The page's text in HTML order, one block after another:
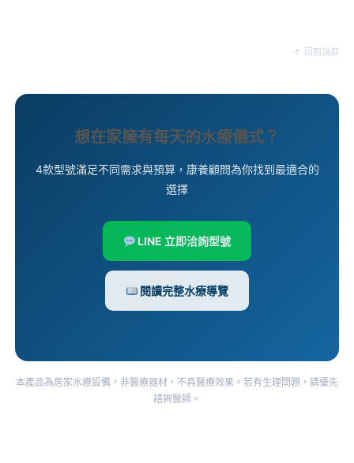
↑ 回到頂部
想在家擁有每天的水療儀式？
4款型號滿足不同需求與預算，康養顧問為你找到最適合的
選擇
LINE 立即洽詢型號
閱讀完整水療導覽
本產品為居家水療設備，非醫療器材，不具醫療效果。若有生理問題，請優先
諮詢醫師。